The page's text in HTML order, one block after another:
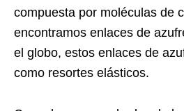
compuesta por moléculas de
encontramos enlaces de
el globo, estos enlaces de
como resortes elásticos.